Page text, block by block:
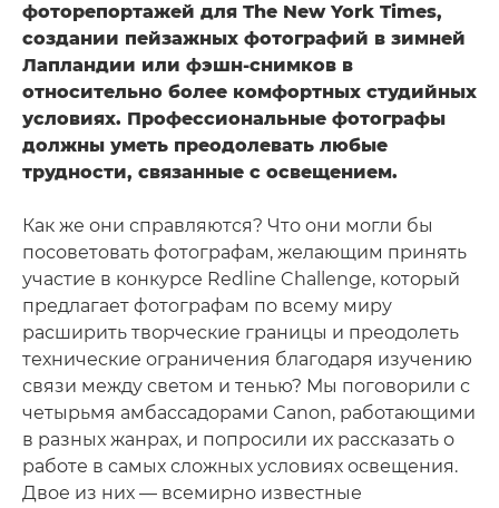
фоторепортажей для The New York Times,
создании пейзажных фотографий в зимней
Лапландии или фэшн-снимков в
относительно более комфортных студийных
условиях. Профессиональные фотографы
должны уметь преодолевать любые
трудности, связанные с освещением.
Как же они справляются? Что они могли бы
посоветовать фотографам, желающим принять
участие в конкурсе Redline Challenge, который
предлагает фотографам по всему миру
расширить творческие границы и преодолеть
технические ограничения благодаря изучению
связи между светом и тенью? Мы поговорили с
четырьмя амбассадорами Canon, работающими
в разных жанрах, и попросили их рассказать о
работе в самых сложных условиях освещения.
Двое из них — всемирно известные